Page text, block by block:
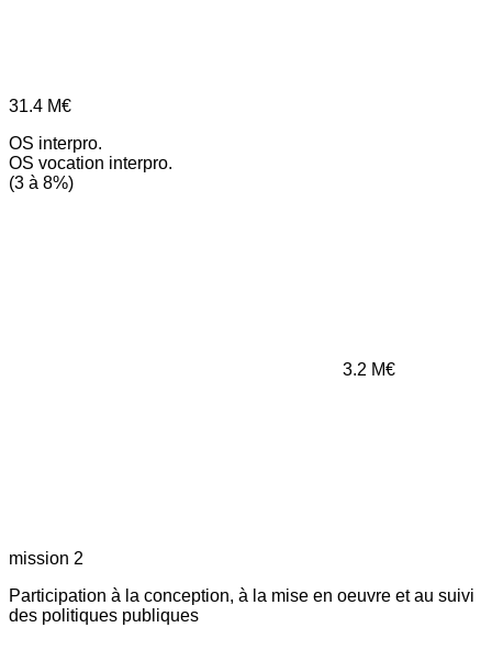
31.4 M€
OS interpro.
OS vocation interpro.
(3 à 8%)
3.2 M€
mission 2
Participation à la conception, à la mise en oeuvre et au suivi
des politiques publiques